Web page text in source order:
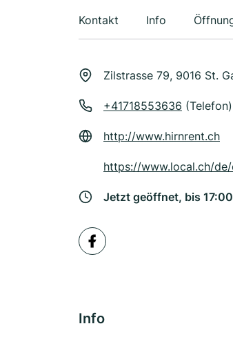
Kontakt Info
Zilstrasse 79, 9016 St.
+41718553636 (Telefon)
http://www.hirnrent.ch
https://www.local.ch/de/
Jetzt geöffnet, bis 17:00
Info